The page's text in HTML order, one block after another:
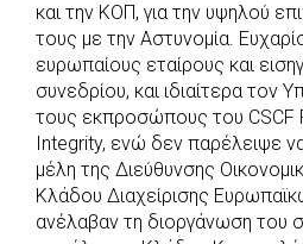
και την ΚΟΠ, για την υψηλού
τους με την Αστυνομία.
ευρωπαίους εταίρους και
συνεδρίου, και ιδιαίτερα τον
τους εκπροσώπους του CSCF
Integrity, ενώ δεν παρέλειψε
μέλη της Διεύθυνσης
Κλάδου Διαχείρισης
ανέλαβαν τη διοργάνωση του